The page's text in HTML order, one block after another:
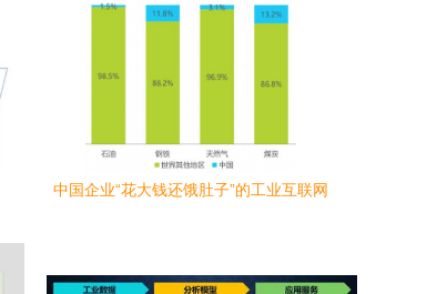
中国企业“花大钱还饿肚子”的工业互联网